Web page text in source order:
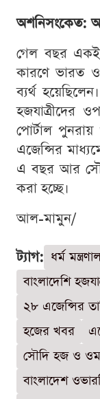
অশনিসংকেত:
গেল বছর একই
কারণে ভারত ও
ব্যর্থ
হজযাত্রীদের
পোর্টাল
এজেন্সির
এ বছর আর
করা হচ্ছে।
আল-মামুন/
ট্যাগ: ধর্ম
বাংলাদেশি
২৮ এজেন্সির
হজের খবর
সৌদি হজ ও
বাংলাদেশ